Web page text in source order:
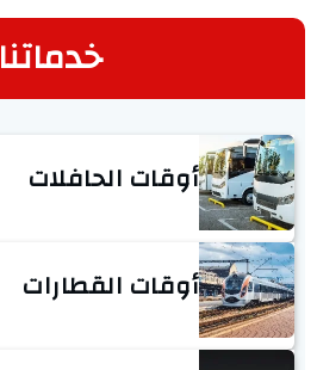
خدماتنا
أوقات الحافلات
أوقات القطارات